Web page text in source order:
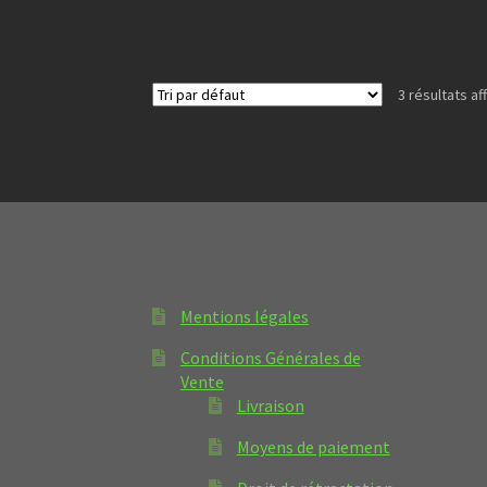
3 résultats
Mentions légales
Conditions Générales de
Vente
Livraison
Moyens de paiement